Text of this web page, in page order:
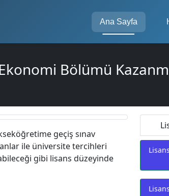
Ana Sayfa
Bölümü
geçiş sınav
ile üniversite tercihleri
gibi lisans düzeyinde